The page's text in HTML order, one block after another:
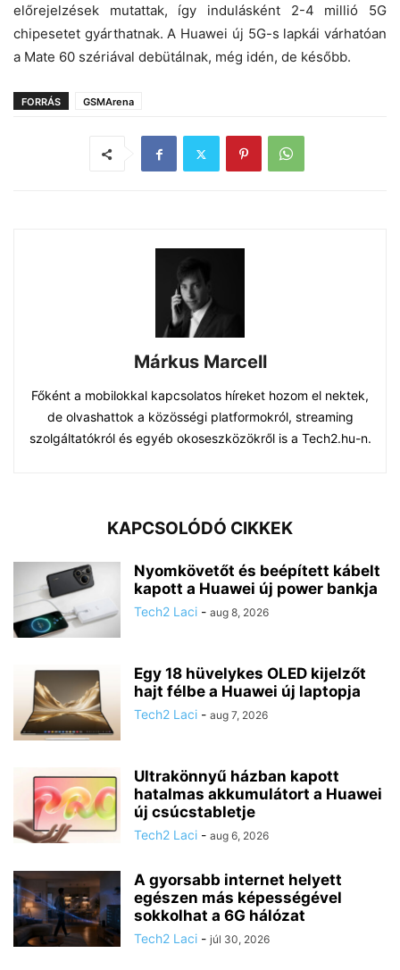
előrejelzések mutattak, így indulásként 2-4 millió 5G
chipesetet gyárthatnak. A Huawei új 5G-s lapkái várhatóan
a Mate 60 szériával debütálnak, még idén, de később.
FORRÁS GSMArena
Márkus Marcell
Főként a mobilokkal kapcsolatos híreket hozom el nektek,
de olvashattok a közösségi platformokról, streaming
szolgáltatókról és egyéb okoseszközökről is a Tech2.hu-n.
KAPCSOLÓDÓ CIKKEK
Nyomkövetőt és beépített kábelt
kapott a Huawei új power bankja
Tech2 Laci - aug 8, 2026
Egy 18 hüvelykes OLED kijelzőt
hajt félbe a Huawei új laptopja
Tech2 Laci - aug 7, 2026
Ultrakönnyű házban kapott
hatalmas akkumulátort a Huawei
új csúcstabletje
Tech2 Laci - aug 6, 2026
A gyorsabb internet helyett
egészen más képességével
sokkolhat a 6G hálózat
Tech2 Laci - júl 30, 2026